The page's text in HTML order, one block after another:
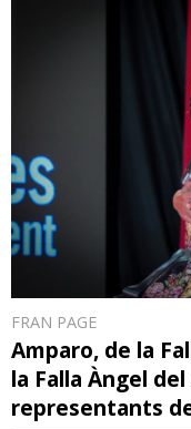
FRAN PAGE
Amparo, de la
la Falla Àngel
representants